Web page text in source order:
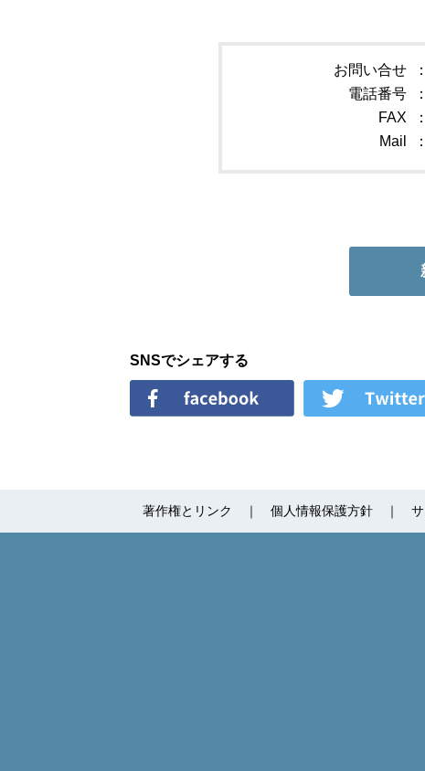
お問い合せ
電話番号
FAX
Mail
SNSでシェアする
著作権とリンク 個人情報保護方針